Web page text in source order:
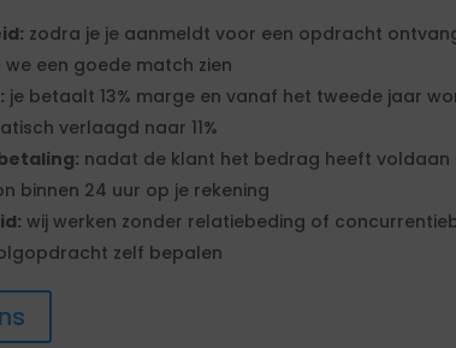
zodra je je aanmeldt voor een opdracht
een goede match zien
je betaalt 13% marge en vanaf het tweede jaar
verlaagd naar 11%
nadat de klant het bedrag heeft voldaan
binnen 24 uur op je rekening
wij werken zonder relatiebeding of
zelf bepalen